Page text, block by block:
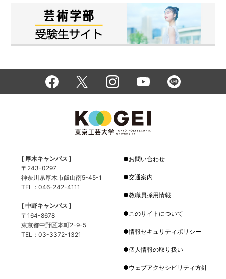
[ 厚木キャンパス ]
〒243-0297
神奈川県厚木市飯山南5-45-1
TEL：046-242-4111
[ 中野キャンパス ]
〒164-8678
東京都中野区本町2-9-5
TEL：03-3372-1321
お問い合わせ
交通案内
教職員採用情報
このサイトについて
情報セキュリティポリシー
個人情報の取り扱い
ウェブアクセシビリティ方針